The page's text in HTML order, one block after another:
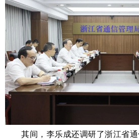
其间，李乐成还调研了浙江省